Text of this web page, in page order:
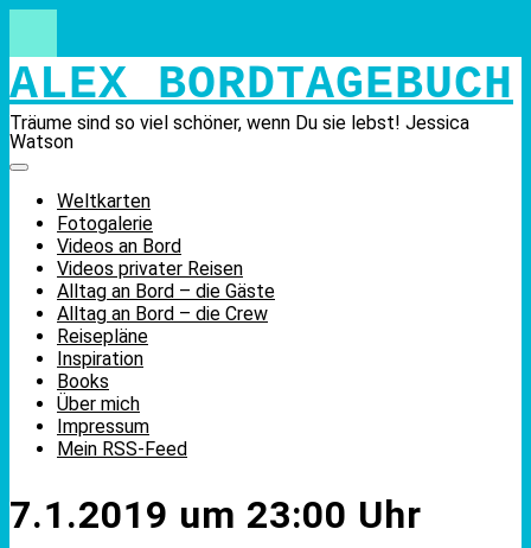
Skip
content
ALEX BORDTAGEBUCH
Träume sind so viel schöner, wenn Du sie lebst! Jessica
Watson
Weltkarten
Fotogalerie
Videos an Bord
Videos privater Reisen
Alltag an Bord – die Gäste
Alltag an Bord – die Crew
Reisepläne
Inspiration
Books
Über mich
Impressum
Mein RSS-Feed
7.1.2019 um 23:00 Uhr